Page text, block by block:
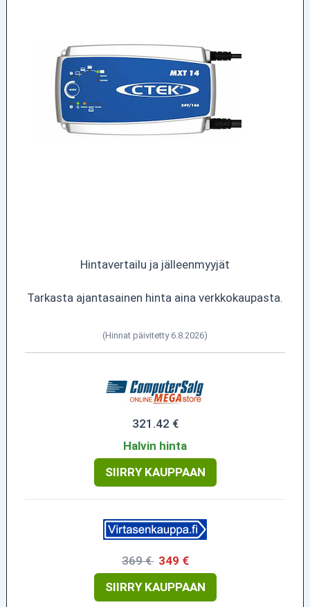
Hintavertailu ja jälleenmyyjät
Tarkasta ajantasainen hinta aina verkkokaupasta.
(Hinnat päivitetty 6.8.2026)
321.42 €
Halvin hinta
SIIRRY KAUPPAAN
369 € 349 €
SIIRRY KAUPPAAN